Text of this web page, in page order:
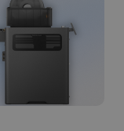
základní
nelze bez